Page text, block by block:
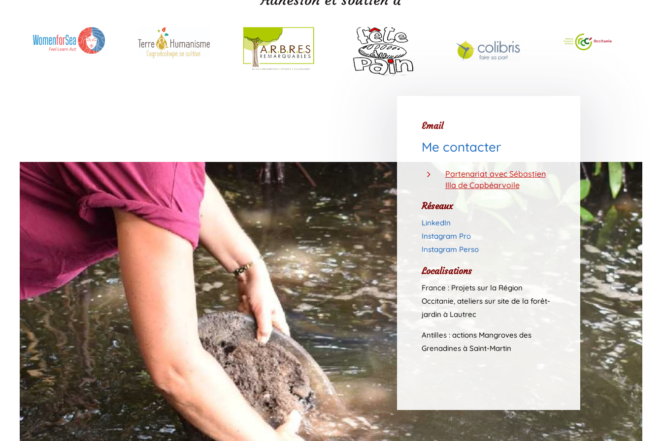
Email
Me contacter
5
Partenariat avec Sébastien
Illa de Capbéarvoile
Réseaux
LinkedIn
Instagram Pro
Instagram Perso
Localisations
France : Projets sur la Région
Occitanie, ateliers sur site de la forêt-
jardin à Lautrec
Antilles : actions Mangroves des
Grenadines à Saint-Martin